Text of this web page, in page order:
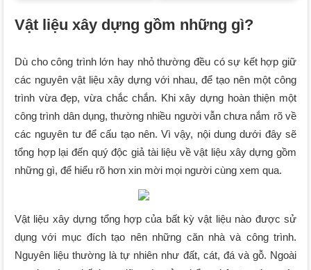
Vật liệu xây dựng gồm những gì?
Dù cho công trình lớn hay nhỏ thường đều có sự kết hợp giữ
các nguyên vật liệu xây dựng với nhau, để tạo nên một công
trình vừa đẹp, vừa chắc chắn. Khi xây dựng hoàn thiện một
công trình dân dụng, thường nhiều người vẫn chưa nắm rõ về
các nguyên tư để cấu tạo nên. Vì vậy, nội dung dưới đây sẽ
tổng hợp lại đến quý độc giả tài liệu về vật liệu xây dựng gồm
những gì, để hiểu rõ hơn xin mời mọi người cùng xem qua.
Vật liệu xây dựng tổng hợp của bất kỳ vật liệu nào được sử
dụng với mục đích tạo nên những căn nhà và công trình.
Nguyên liệu thường là tự nhiên như đất, cát, đá và gỗ. Ngoài